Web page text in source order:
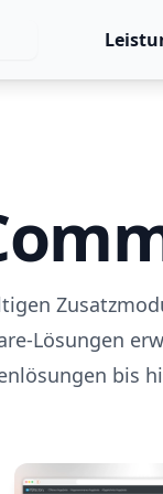
Lösungen
bis